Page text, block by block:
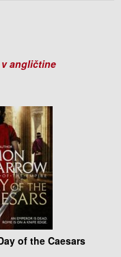
angličtine
of the Caesars